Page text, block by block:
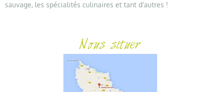
sauvage, les spécialités culinaires et tant d'autres !